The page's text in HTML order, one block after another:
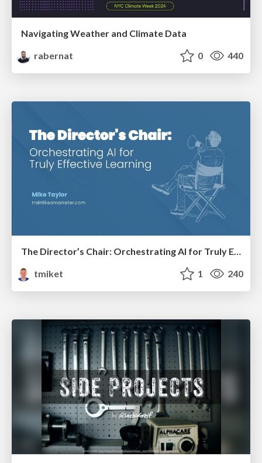
Navigating Weather and Climate Data
rabernat
0 440
The Director’s Chair: Orchestrating AI for Truly Effective Learning
tmiket
1 240